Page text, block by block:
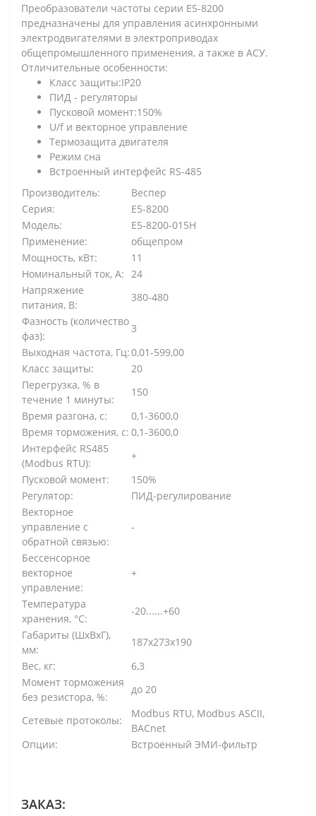
Преобразователи частоты серии E5-8200
предназначены для управления асинхронными
электродвигателями в электроприводах
общепромышленного применения, а также в АСУ.
Отличительные особенности:
Класс защиты:IP20
ПИД - регуляторы
Пусковой момент:150%
U/f и векторное управление
Термозащита двигателя
Режим сна
Встроенный интерфейс RS-485
Производитель:
Веспер
Серия:
E5-8200
Модель:
E5-8200-015H
Применение:
общепром
Мощность, кВт:
11
Номинальный ток, А:
24
Напряжение
питания, В:
380-480
Фазность (количество
фаз):
3
Выходная частота, Гц:0,01-599,00
Класс защиты:
20
Перегрузка, % в
течение 1 минуты:
150
Время разгона, с:
0,1-3600,0
Время торможения, с: 0,1-3600,0
Интерфейс RS485
(Modbus RTU):
+
Пусковой момент:
150%
Регулятор:
ПИД-регулирование
Векторное
управление с
обратной связью:
-
Бессенсорное
векторное
управление:
+
Температура
хранения, °С:
-20......+60
Габариты (ШхВхГ),
мм:
187x273x190
Вес, кг:
6,3
Момент торможения
без резистора, %:
до 20
Сетевые протоколы:
Modbus RTU, Modbus ASCII,
BACnet
Опции:
Встроенный ЭМИ-фильтр
ЗАКАЗ: